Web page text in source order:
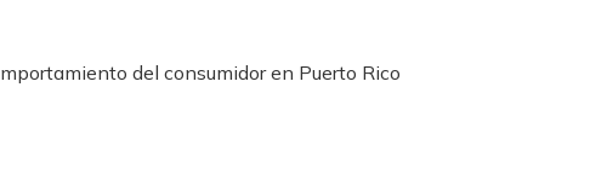
del consumidor en Puerto Rico